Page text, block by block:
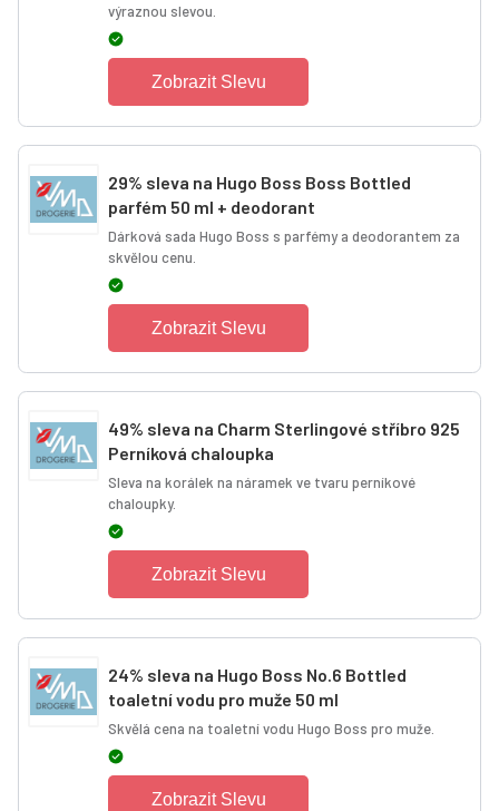
výraznou slevou.
Zobrazit Slevu
29% sleva na Hugo Boss Boss Bottled
parfém 50 ml + deodorant
Dárková sada Hugo Boss s parfémy a deodorantem za
skvělou cenu.
Zobrazit Slevu
49% sleva na Charm Sterlingové stříbro 925
Perníková chaloupka
Sleva na korálek na náramek ve tvaru perníkové
chaloupky.
Zobrazit Slevu
24% sleva na Hugo Boss No.6 Bottled
toaletní vodu pro muže 50 ml
Skvělá cena na toaletní vodu Hugo Boss pro muže.
Zobrazit Slevu